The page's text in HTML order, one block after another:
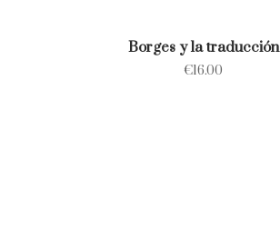
Borges y la traducción
€16.00